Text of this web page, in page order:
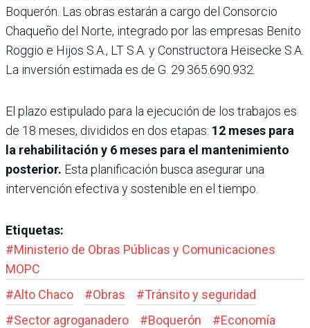
Boquerón. Las obras estarán a cargo del Consorcio
Chaqueño del Norte, integrado por las empresas Benito
Roggio e Hijos S.A., LT S.A. y Constructora Heisecke S.A.
La inversión estimada es de G. 29.365.690.932.
El plazo estipulado para la ejecución de los trabajos es
de 18 meses, divididos en dos etapas: 12 meses para
la rehabilitación y 6 meses para el mantenimiento
posterior. Esta planificación busca asegurar una
intervención efectiva y sostenible en el tiempo.
Etiquetas:
#Ministerio de Obras Públicas y Comunicaciones
MOPC
#Alto Chaco #Obras #Tránsito y seguridad
#Sector agroganadero #Boquerón #Economía